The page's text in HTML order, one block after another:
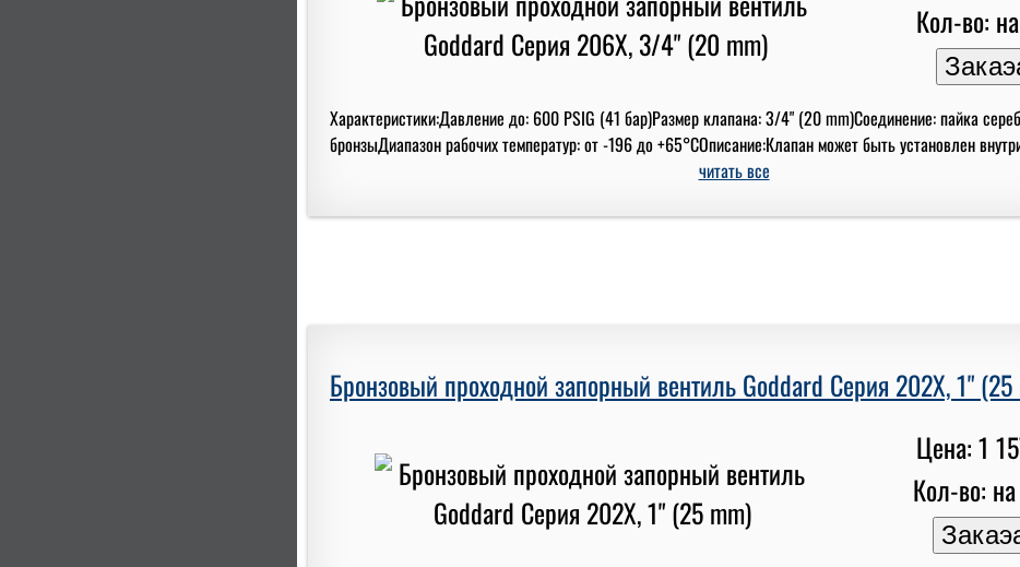
Кол-во:
Характеристики:Давление до: 600 PSIG (41 бар)Размер клапана: 3/4" (20 mm)Соединение: пайка
бронзыДиапазон рабочих температур: от -196 до +65°СОписание:Клапан может быть установлен
читать все
Бронзовый проходной запорный вентиль Goddard Серия 202X, 1"
Цена: 1
Кол-во: на